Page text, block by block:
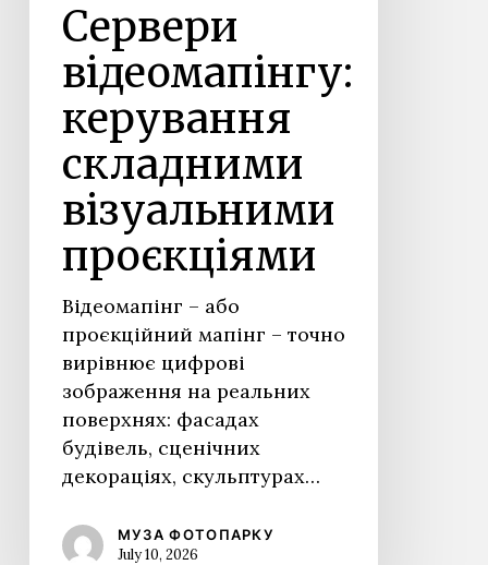
Сервери
відеомапінгу:
керування
складними
візуальними
проєкціями
Відеомапінг – або
проєкційний мапінг – точно
вирівнює цифрові
зображення на реальних
поверхнях: фасадах
будівель, сценічних
декораціях, скульптурах…
МУЗА ФОТОПАРКУ
July 10, 2026